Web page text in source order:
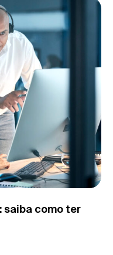
saiba como ter